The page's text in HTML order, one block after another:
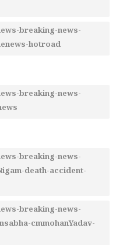
breaking-news-
hotroad
breaking-news-
breaking-news-
death-accident-
breaking-news-
cmmohanYadav-